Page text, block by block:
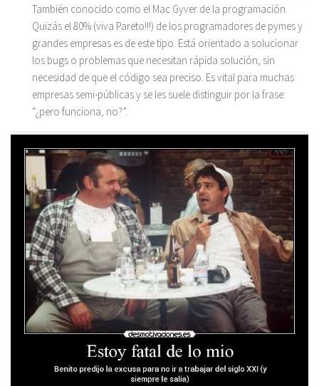
También conocido como el Mac Gyver de la programación.
Quizás el 80% (viva Pareto!!!) de los programadores de pymes y
grandes empresas es de este tipo. Está orientado a solucionar
los bugs o problemas que necesitan rápida solución, sin
necesidad de que el código sea preciso. Es vital para muchas
empresas semi-públicas y se les suele distinguir por la frase:
“¿pero funciona, no?”.